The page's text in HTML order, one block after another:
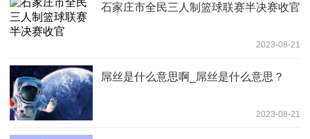
石家庄市全民三人制篮球联赛半决赛收官
2023-08-21
屌丝是什么意思啊_屌丝是什么意思？
2023-08-21